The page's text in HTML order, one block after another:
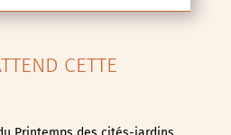
CETTE